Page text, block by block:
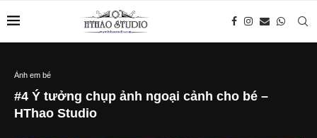
Ảnh em bé
#4 Ý tưởng chụp ảnh ngoại cảnh cho bé –
HThao Studio